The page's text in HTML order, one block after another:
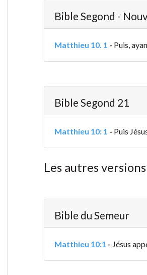
Bible Segond -
Matthieu 10. 1 - Puis,
Bible Segond 21
Matthieu 10: 1 - Puis
Les autres versions
Bible du Semeur
Matthieu 10:1 - Jésus